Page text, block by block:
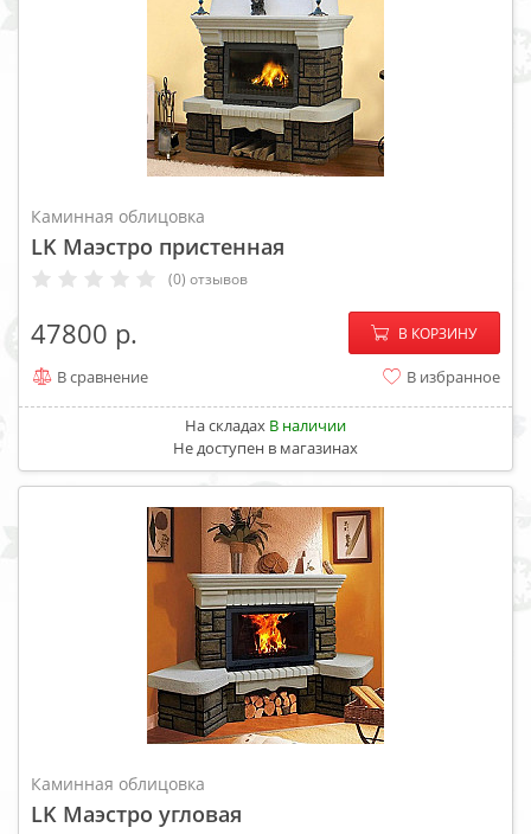
Каминная облицовка
LK Маэстро пристенная
(0) отзывов
47800 − +
В КОРЗИНУ
В сравнение В избранное
На складах В наличии
Не доступен в магазинах
Каминная облицовка
LK Маэстро угловая